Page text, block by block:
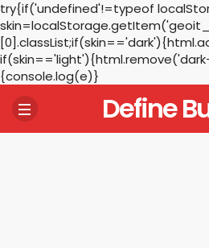
try{if('undefined'!=typeof
{console.log(e)}
Define